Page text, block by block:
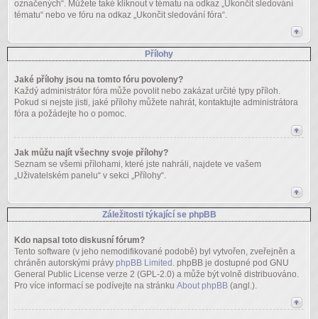
označených“. Můžete také kliknout v tématu na odkaz „Ukončit sledování
tématu“ nebo ve fóru na odkaz „Ukončit sledování fóra“.
Přílohy
Jaké přílohy jsou na tomto fóru povoleny?
Každý administrátor fóra může povolit nebo zakázat určité typy příloh.
Pokud si nejste jisti, jaké přílohy můžete nahrát, kontaktujte administrátora
fóra a požádejte ho o pomoc.
Jak můžu najít všechny svoje přílohy?
Seznam se všemi přílohami, které jste nahráli, najdete ve vašem
„Uživatelském panelu“ v sekci „Přílohy“.
Záležitosti týkající se phpBB
Kdo napsal toto diskusní fórum?
Tento software (v jeho nemodifikované podobě) byl vytvořen, zveřejněn a
chráněn autorskými právy phpBB Limited . phpBB je dostupné pod GNU
General Public License verze 2 (GPL-2.0) a může být volně distribuováno.
Pro více informací se podívejte na stránku About phpBB (angl.).